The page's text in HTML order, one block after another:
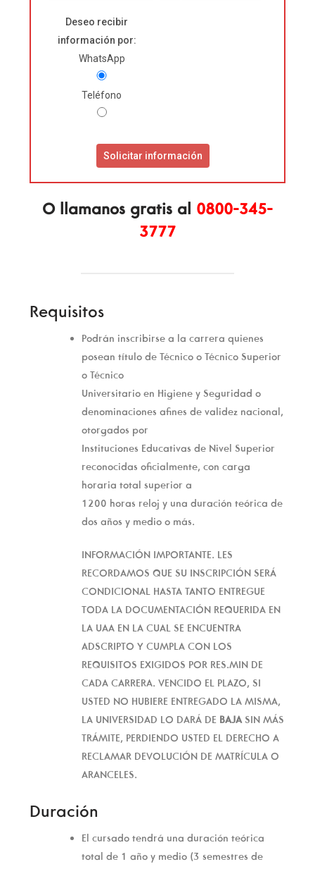
Deseo recibir
información por:
WhatsApp
Teléfono
O llamanos gratis al 0800-345-
3777
Requisitos
Podrán inscribirse a la carrera quienes
posean título de Técnico o Técnico Superior
o Técnico
Universitario en Higiene y Seguridad o
denominaciones afines de validez nacional,
otorgados por
Instituciones Educativas de Nivel Superior
reconocidas oficialmente, con carga
horaria total superior a
1200 horas reloj y una duración teórica de
dos años y medio o más.
INFORMACIÓN IMPORTANTE. LES
RECORDAMOS QUE SU INSCRIPCIÓN SERÁ
CONDICIONAL HASTA TANTO ENTREGUE
TODA LA DOCUMENTACIÓN REQUERIDA EN
LA UAA EN LA CUAL SE ENCUENTRA
ADSCRIPTO Y CUMPLA CON LOS
REQUISITOS EXIGIDOS POR RES.MIN DE
CADA CARRERA. VENCIDO EL PLAZO, SI
USTED NO HUBIERE ENTREGADO LA MISMA,
LA UNIVERSIDAD LO DARÁ DE BAJA SIN MÁS
TRÁMITE, PERDIENDO USTED EL DERECHO A
RECLAMAR DEVOLUCIÓN DE MATRÍCULA O
ARANCELES.
Duración
El cursado tendrá una duración teórica
total de 1 año y medio (3 semestres de